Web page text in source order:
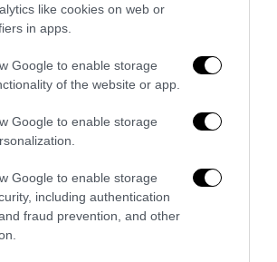
like cookies on web or
in apps.
Google to enable storage
of the website or app.
Google to enable storage
Google to enable storage
including authentication
fraud prevention, and other
mettere fine alla Repubblica italiana.